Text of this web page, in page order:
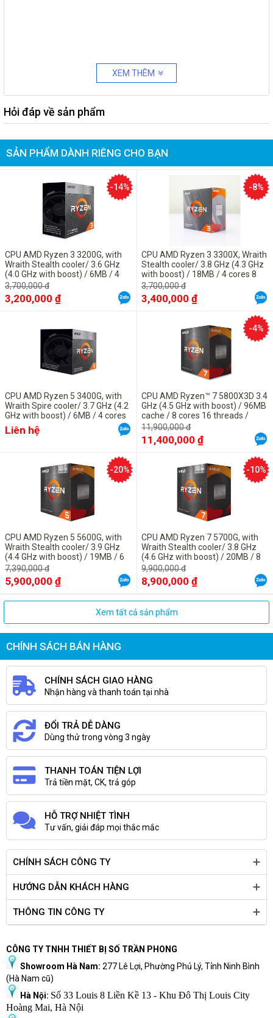
XEM THÊM
Hỏi đáp về sản phẩm
SẢN PHẨM DÀNH RIÊNG CHO BẠN
CPU AMD Ryzen 3 3200G, with
Wraith Stealth cooler/ 3.6 GHz
(4.0 GHz with boost) / 6MB / 4
cores 4 threads / Radeon Vega 8
/ 65W / Socket AM4
3,700,000 đ
3,200,000 ₫
-14%
CPU AMD Ryzen 3 3300X, Wraith
Stealth cooler/ 3.8 GHz (4.3 GHz
with boost) / 18MB / 4 cores 8
threads / 65W / Socket AM4
3,700,000 đ
3,400,000 ₫
-8%
CPU AMD Ryzen 5 3400G, with
Wraith Spire cooler/ 3.7 GHz (4.2
GHz with boost) / 6MB / 4 cores
8 threads / Radeon Vega 11 /
65W / Socket AM4
Liên hệ
CPU AMD Ryzen™ 7 5800X3D 3.4
GHz (4.5 GHz with boost) / 96MB
cache / 8 cores 16 threads /
socket AM4 / 105 W)
11,900,000 đ
11,400,000 ₫
-4%
CPU AMD Ryzen 5 5600G, with
Wraith Stealth cooler/ 3.9 GHz
(4.4 GHz with boost) / 19MB / 6
cores 12 threads / Radeon
Graphics / 65W / Socket AM4
7,390,000 đ
5,900,000 ₫
-20%
CPU AMD Ryzen 7 5700G, with
Wraith Stealth cooler/ 3.8 GHz
(4.6 GHz with boost) / 20MB / 8
cores 16 threads / Radeon
Graphics / 65W / Socket AM4
9,900,000 đ
8,900,000 ₫
-10%
Xem tất cả sản phẩm
CHÍNH SÁCH BÁN HÀNG
CHÍNH SÁCH GIAO HÀNG
Nhận hàng và thanh toán tại nhà
ĐỔI TRẢ DỄ DÀNG
Dùng thử trong vòng 3 ngày
THANH TOÁN TIỆN LỢI
Trả tiền mặt, CK, trả góp
HỖ TRỢ NHIỆT TÌNH
Tư vấn, giải đáp mọi thắc mắc
CHÍNH SÁCH CÔNG TY
HƯỚNG DẪN KHÁCH HÀNG
THÔNG TIN CÔNG TY
CÔNG TY TNHH THIẾT BỊ SỐ TRẦN PHONG
Showroom Hà Nam: 277 Lê Lợi, Phường Phủ Lý, Tỉnh Ninh Bình
(Hà Nam cũ)
Hà Nội: Số 33 Louis 8 Liền Kề 13 - Khu Đô Thị Louis City
Hoàng Mai, Hà Nội